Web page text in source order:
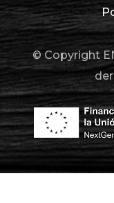
© Copyright